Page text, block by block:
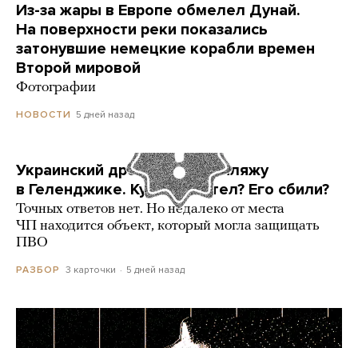
Из-за жары в Европе обмелел Дунай.
На поверхности реки показались
затонувшие немецкие корабли времен
Второй мировой
Фотографии
НОВОСТИ 5 дней назад
Украинский дрон попал по пляжу
в Геленджике. Куда он летел? Его сбили?
Точных ответов нет. Но недалеко от места
ЧП находится объект, который могла защищать
ПВО
РАЗБОР 3 карточки 5 дней назад